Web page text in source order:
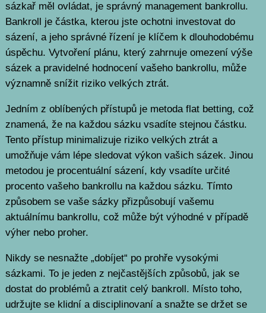
sázkař měl ovládat, je správný management bankrollu.
Bankroll je částka, kterou jste ochotni investovat do
sázení, a jeho správné řízení je klíčem k dlouhodobému
úspěchu. Vytvoření plánu, který zahrnuje omezení výše
sázek a pravidelné hodnocení vašeho bankrollu, může
významně snížit riziko velkých ztrát.
Jedním z oblíbených přístupů je metoda flat betting, což
znamená, že na každou sázku vsadíte stejnou částku.
Tento přístup minimalizuje riziko velkých ztrát a
umožňuje vám lépe sledovat výkon vašich sázek. Jinou
metodou je procentuální sázení, kdy vsadíte určité
procento vašeho bankrollu na každou sázku. Tímto
způsobem se vaše sázky přizpůsobují vašemu
aktuálnímu bankrollu, což může být výhodné v případě
výher nebo proher.
Nikdy se nesnažte „dobíjet“ po prohře vysokými
sázkami. To je jeden z nejčastějších způsobů, jak se
dostat do problémů a ztratit celý bankroll. Místo toho,
udržujte se klidní a disciplinovaní a snažte se držet se